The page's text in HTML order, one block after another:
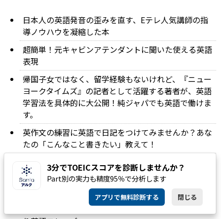
日本人の英語発音の歪みを直す、Eテレ人気講師の指
導ノウハウを凝縮した本
超簡単！元キャビンアテンダントに聞いた使える英語
表現
帰国子女ではなく、留学経験もないけれど、『ニュー
ヨークタイムズ』の記者として活躍する著者が、英語
学習法を具体的に大公開！純ジャパでも英語で働けま
す。
英作文の練習に英語で日記をつけてみませんか？あな
たの「こんなこと書きたい」教えて！
英語で「まだ〜していない」は何て言う？
英語でさまざまなニュアンスの「微妙」「ありがと
う」の言い方は？人気記事を発表！
今日から使いたい！自分や周囲を暖かくする、ほっこ
3分でTOEICスコアを診断しませんか？
Part別の実力も精度95％で分析します
アプリで無料診断する 閉じる